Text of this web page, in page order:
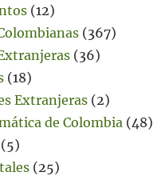
(12)
(367)
(36)
(18)
Extranjeras (2)
de Colombia (48)
(5)
(25)